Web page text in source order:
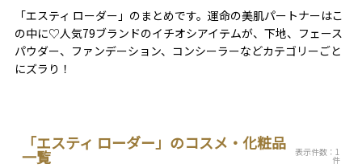
「エスティ ローダー」のまとめです。運命の美肌パートナーはこ
の中に♡人気79ブランドのイチオシアイテムが、下地、フェース
パウダー、ファンデーション、コンシーラーなどカテゴリーごと
にズラり！
「エスティ ローダー」のコスメ・化粧品
一覧 表示件数：1
件